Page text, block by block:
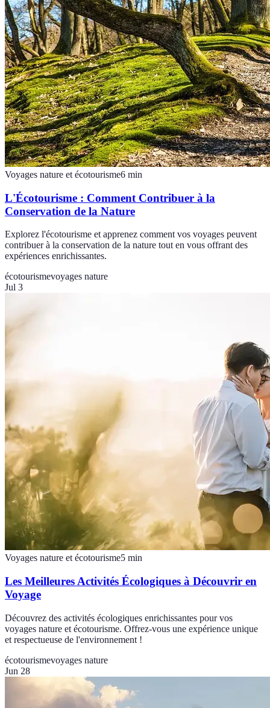
Voyages nature et écotourisme6 min
L'Écotourisme : Comment Contribuer à la
Conservation de la Nature
Explorez l'écotourisme et apprenez comment vos voyages peuvent
contribuer à la conservation de la nature tout en vous offrant des
expériences enrichissantes.
écotourismevoyages nature
Jul 3
Voyages nature et écotourisme5 min
Les Meilleures Activités Écologiques à Découvrir en
Voyage
Découvrez des activités écologiques enrichissantes pour vos
voyages nature et écotourisme. Offrez-vous une expérience unique
et respectueuse de l'environnement !
écotourismevoyages nature
Jun 28